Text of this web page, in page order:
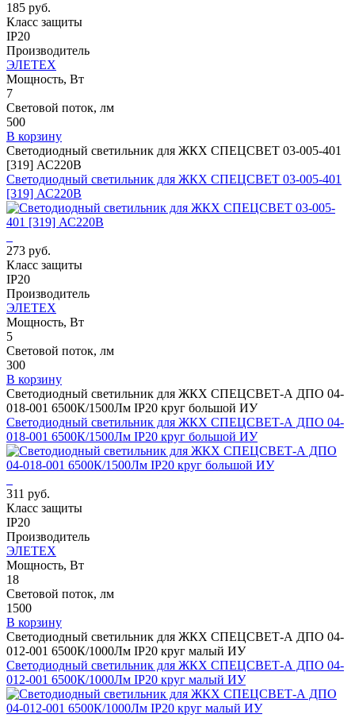
185 руб.
Класс защиты
IP20
Производитель
ЭЛЕТЕХ
Мощность, Вт
7
Световой поток, лм
500
В корзину
Светодиодный светильник для ЖКХ СПЕЦСВЕТ 03-005-401
[319] АС220В
Светодиодный светильник для ЖКХ СПЕЦСВЕТ 03-005-401
[319] АС220В
273 руб.
Класс защиты
IP20
Производитель
ЭЛЕТЕХ
Мощность, Вт
5
Световой поток, лм
300
В корзину
Светодиодный светильник для ЖКХ СПЕЦСВЕТ-А ДПО 04-
018-001 6500К/1500Лм IP20 круг большой ИУ
Светодиодный светильник для ЖКХ СПЕЦСВЕТ-А ДПО 04-
018-001 6500К/1500Лм IP20 круг большой ИУ
311 руб.
Класс защиты
IP20
Производитель
ЭЛЕТЕХ
Мощность, Вт
18
Световой поток, лм
1500
В корзину
Светодиодный светильник для ЖКХ СПЕЦСВЕТ-А ДПО 04-
012-001 6500К/1000Лм IP20 круг малый ИУ
Светодиодный светильник для ЖКХ СПЕЦСВЕТ-А ДПО 04-
012-001 6500К/1000Лм IP20 круг малый ИУ